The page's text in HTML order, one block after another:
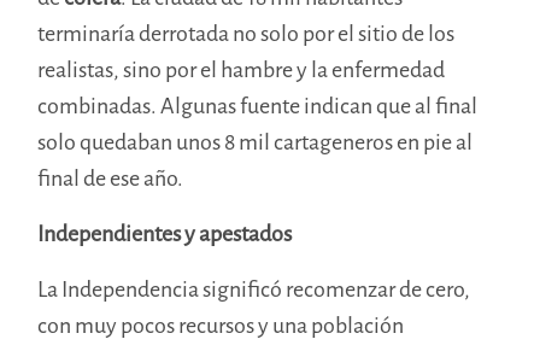
terminaría derrotada no solo por el sitio de los
realistas, sino por el hambre y la enfermedad
combinadas. Algunas fuente indican que al final
solo quedaban unos 8 mil cartageneros en pie al
final de ese año.
Independientes y apestados
La Independencia significó recomenzar de cero,
con muy pocos recursos y una población